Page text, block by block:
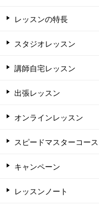
レッスンの特長
スタジオレッスン
講師自宅レッスン
出張レッスン
オンラインレッスン
スピードマスターコース
キャンペーン
レッスンノート